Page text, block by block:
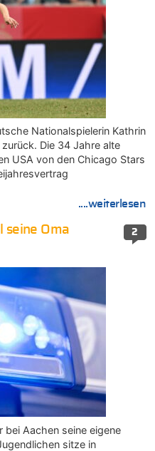
Nationalspielerin Kathrin
Die 34 Jahre alte
USA von den Chicago Stars
....weiterlesen
2
seine Oma
bei Aachen seine eigene
sitze in